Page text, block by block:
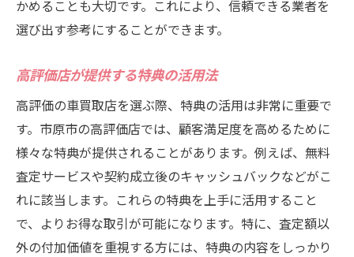
市原市で高額査定を引き出すポイント
車買取の満足度を高める市原市の高評価店をピ
満足度が高い車買取の理由を分析
市原市で人気の高評価店を紹介
顧客満足度を重視する業者の選び方
高評価店が提供する追加サービス
満足度を左右する要素を理解する
市原市の高評価店での取引事例
市原市で信頼される車買取業者口コミから見る
かめることも大切です。これにより、信頼できる業者を
選び出す参考にすることができます。
高評価店が提供する特典の活用法
高評価の車買取店を選ぶ際、特典の活用は非常に重要で
す。市原市の高評価店では、顧客満足度を高めるために
様々な特典が提供されることがあります。例えば、無料
査定サービスや契約成立後のキャッシュバックなどがこ
れに該当します。これらの特典を上手に活用すること
で、よりお得な取引が可能になります。特に、査定額以
外の付加価値を重視する方には、特典の内容をしっかり